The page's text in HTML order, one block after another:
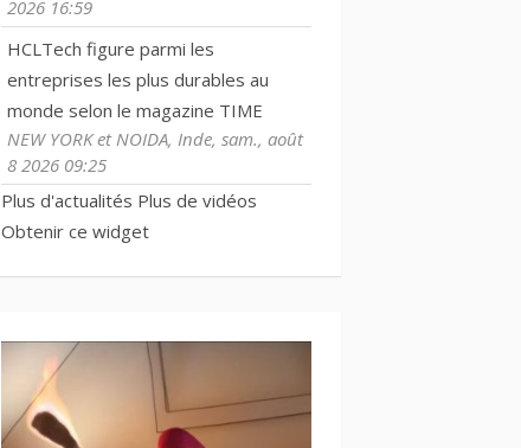
2026 16:59
HCLTech figure parmi les
entreprises les plus durables au
monde selon le magazine TIME
NEW YORK et NOIDA, Inde, sam., août
8 2026 09:25
Plus d'actualités Plus de vidéos
Obtenir ce widget